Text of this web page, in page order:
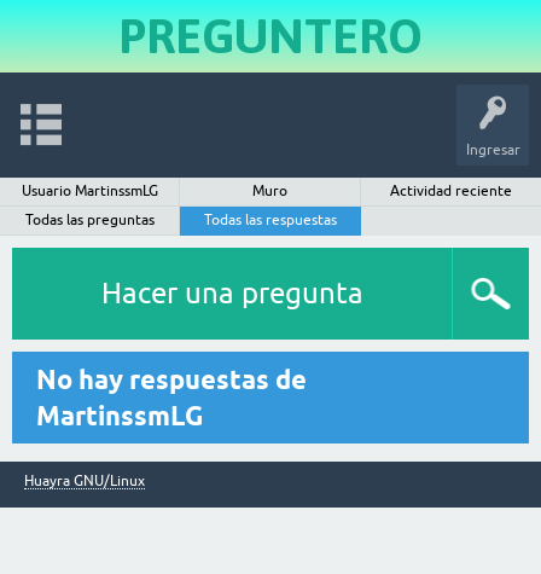
PREGUNTERO
Ingresar
Usuario MartinssmLG Muro
Actividad reciente
Todas las preguntas
Todas las respuestas
Hacer una pregunta
No hay respuestas de
MartinssmLG
Huayra GNU/Linux